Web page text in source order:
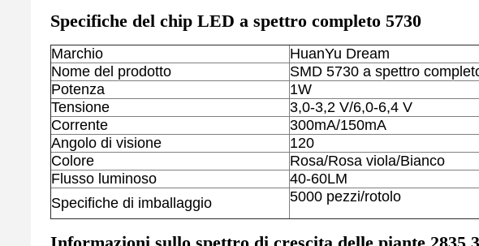
Specifiche del chip LED a spettro completo 5730
Marchio
HuanYu Dream
Nome del prodotto
SMD 5730 a spettro
Potenza
1W
Tensione
3,0-3,2 V/6,0-6,4 V
Corrente
300mA/150mA
Angolo di visione
120
Colore
Rosa/Rosa viola/Bianco
Flusso luminoso
40-60LM
Specifiche di imballaggio
5000 pezzi/rotolo